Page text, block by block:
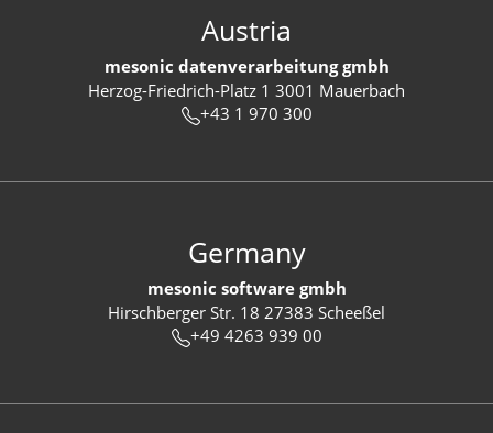
Austria
mesonic datenverarbeitung gmbh
Herzog-Friedrich-Platz 1 3001 Mauerbach
+43 1 970 300
Germany
mesonic software gmbh
Hirschberger Str. 18 27383 Scheeßel
+49 4263 939 00